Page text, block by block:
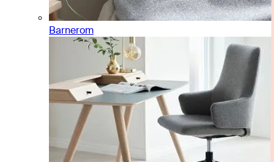
Barnerom